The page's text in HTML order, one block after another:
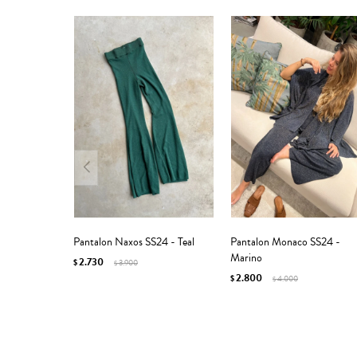
Pantalon Naxos SS24 - Teal
$2.730 $3.900
Pantalon Monaco SS24 -
Marino
$2.800 $4.000